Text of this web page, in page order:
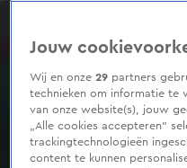
0
seconds
Jouw
Wij en onze29 partners
technieken om informatie te
van onze website(s), jouw
„Alle cookies accepteren”
trackingtechnologieën
content te kunnen